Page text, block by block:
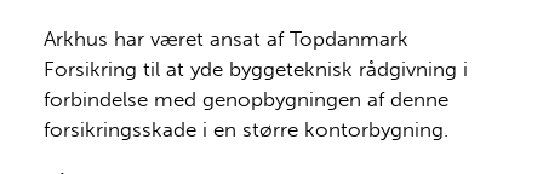
Arkhus har været ansat af Topdanmark
Forsikring til at yde byggeteknisk rådgivning i
forbindelse med genopbygningen af denne
forsikringsskade i en større kontorbygning.